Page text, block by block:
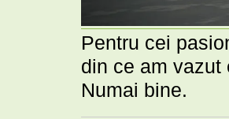
Pentru cei
din ce am vazut
Numai bine.